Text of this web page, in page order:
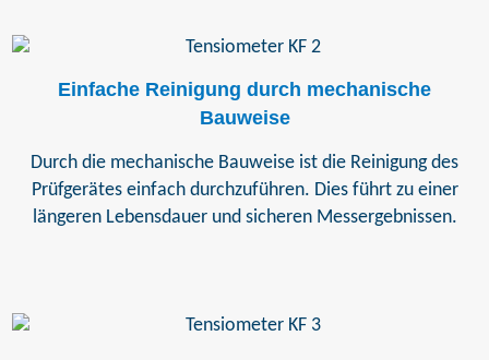
Einfache Reinigung durch mechanische
Bauweise
Durch die mechanische Bauweise ist die Reinigung des
Prüfgerätes einfach durchzuführen. Dies führt zu einer
längeren Lebensdauer und sicheren Messergebnissen.